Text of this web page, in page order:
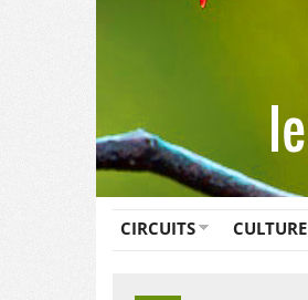
CIRCUITS CULTURE